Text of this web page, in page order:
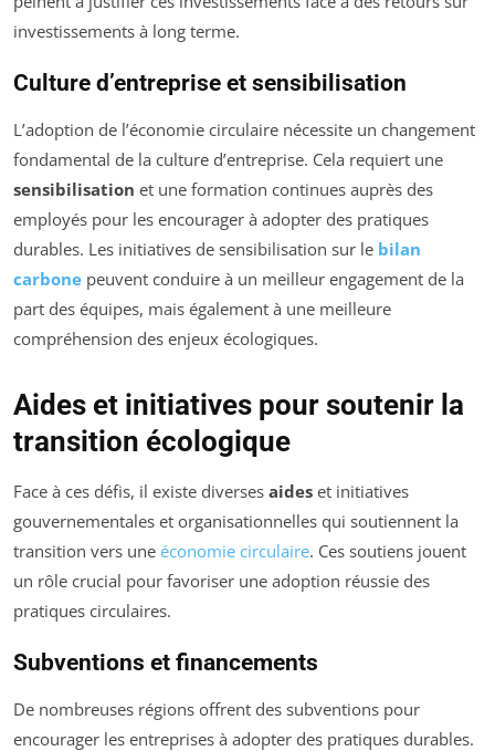
investissements à long terme.
Culture d’entreprise et sensibilisation
L’adoption de l’économie circulaire nécessite un changement
fondamental de la culture d’entreprise. Cela requiert une
sensibilisation et une formation continues auprès des
employés pour les encourager à adopter des pratiques
durables. Les initiatives de sensibilisation sur le bilan
carbone peuvent conduire à un meilleur engagement de la
part des équipes, mais également à une meilleure
compréhension des enjeux écologiques.
Aides et initiatives pour soutenir la
transition écologique
Face à ces défis, il existe diverses aides et initiatives
gouvernementales et organisationnelles qui soutiennent la
transition vers une économie circulaire. Ces soutiens jouent
un rôle crucial pour favoriser une adoption réussie des
pratiques circulaires.
Subventions et financements
De nombreuses régions offrent des subventions pour
encourager les entreprises à adopter des pratiques durables.